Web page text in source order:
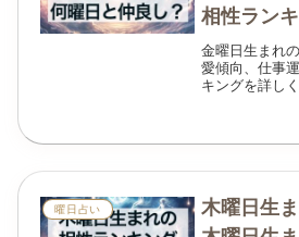
相性ラン
性の恋愛
金曜日生まれ
愛傾向、仕事
キングを詳し
曜日占い
木曜日生